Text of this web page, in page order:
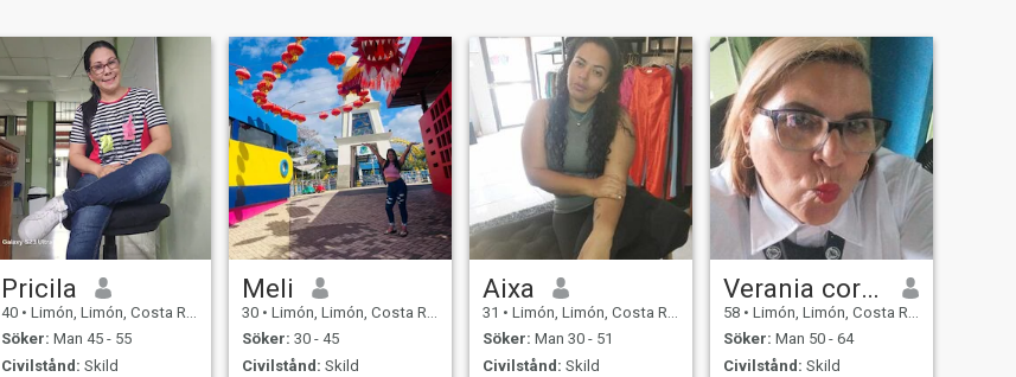
Pricila
40 • Limón, Limón, Costa Rica
Söker: Man 45 - 55
Civilstånd: Skild
Meli
30 • Limón, Limón, Costa Rica
Söker: 30 - 45
Civilstånd: Skild
Aixa
31 • Limón, Limón, Costa Rica
Söker: Man 30 - 51
Civilstånd: Skild
Verania corrales alfaro
58 • Limón, Limón, Costa Rica
Söker: Man 50 - 64
Civilstånd: Skild